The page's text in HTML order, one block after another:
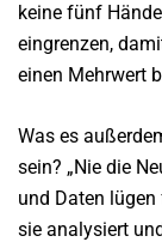
keine fünf
eingrenzen,
einen Mehrwert
Was es
sein? „Nie die
und Daten
sie analysiert